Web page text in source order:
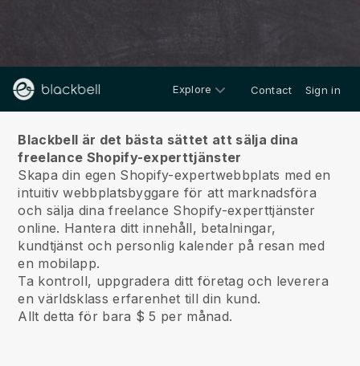
Explore Contact Sign in
Blackbell är det bästa sättet att sälja dina
freelance Shopify-experttjänster
Skapa din egen Shopify-expertwebbplats med en
intuitiv webbplatsbyggare för att marknadsföra
och sälja dina freelance Shopify-experttjänster
online. Hantera ditt innehåll, betalningar,
kundtjänst och personlig kalender på resan med
en mobilapp.
Ta kontroll, uppgradera ditt företag och leverera
en världsklass erfarenhet till din kund.
Allt detta för bara $ 5 per månad.